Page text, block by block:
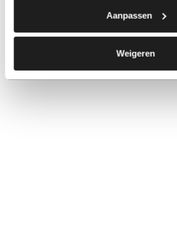
Aanpassen
Weigeren